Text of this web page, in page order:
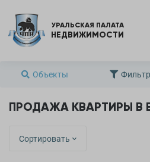
УРАЛЬСКАЯ ПАЛАТА
НЕДВИЖИМОСТИ
Объекты Фильтр
ПРОДАЖА КВАРТИРЫ В
Сортировать